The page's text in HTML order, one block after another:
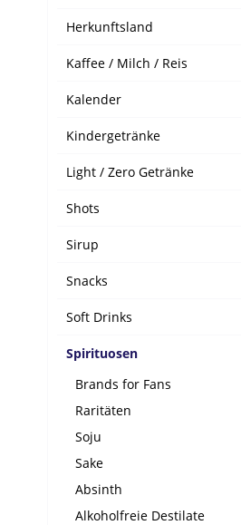
Herkunftsland
Kaffee / Milch / Reis
Kalender
Kindergetränke
Light / Zero Getränke
Shots
Sirup
Snacks
Soft Drinks
Spirituosen
Brands for Fans
Raritäten
Soju
Sake
Absinth
Alkoholfreie Destilate